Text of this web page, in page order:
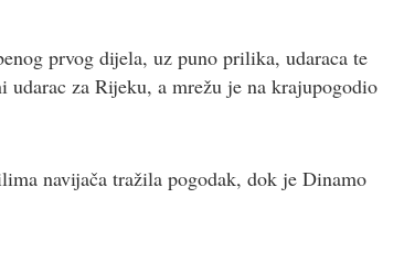
prvog dijela, uz puno prilika, udaraca te
udarac za Rijeku, a mrežu je na krajupogodio
navijača tražila pogodak, dok je Dinamo